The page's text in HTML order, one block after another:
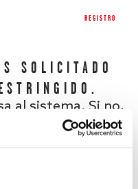
REGISTRO
SOLICITADO
al sistema. Si no,